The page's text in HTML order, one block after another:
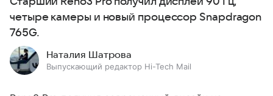
четыре камеры и новый процессор Snapdragon
765G.
Наталия Шатрова
Выпускающий редактор Hi-Tech Mail